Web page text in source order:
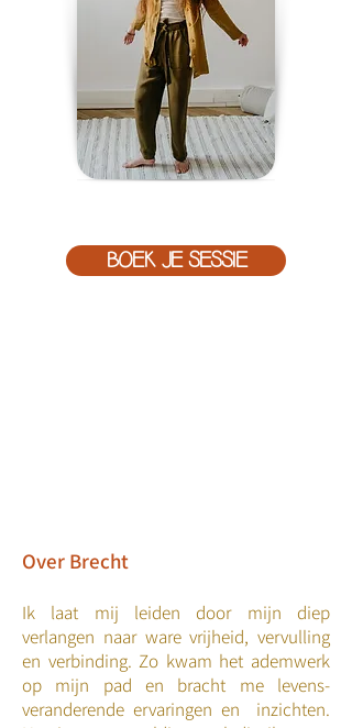
BOEK JE SESSIE
Over Brecht
Ik laat mij leiden door mijn diep
verlangen naar ware vrijheid, vervulling
en verbinding. Zo kwam het ademwerk
op mijn pad en bracht me levens-
veranderende ervaringen en inzichten.